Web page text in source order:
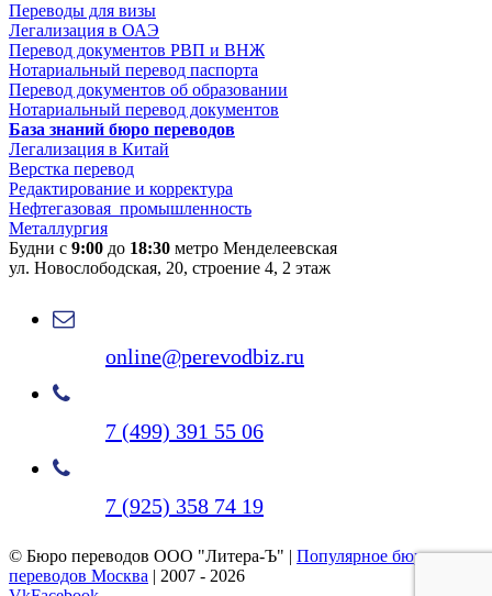
Переводы для визы
Легализация в ОАЭ
Перевод документов РВП и ВНЖ
Нотариальный перевод паспорта
Перевод документов об образовании
Нотариальный перевод документов
База знаний бюро переводов
Легализация в Китай
Верстка перевод
Редактирование и корректура
Нефтегазовая промышленность
Металлургия
Будни с 9:00 до 18:30 метро Менделеевская
ул. Новослободская, 20, строение 4, 2 этаж
online@perevodbiz.ru
7 (499) 391 55 06
7 (925) 358 74 19
© Бюро переводов ООО "Литера-Ъ" | Популярное бюро
переводов Москва | 2007 - 2026